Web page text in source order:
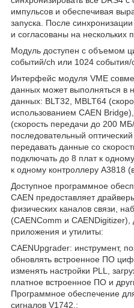
импульсов и обеспечивая
запуска. После
и согласованы на нескольких
Модуль доступен с объемом
событий/ch или 1024 события/
Интерфейс модуля VME
данных может выполняться в
данных: BLT32, MBLT64
использованием CAEN
(скорость передачи до 200
последовательный
передавать данные со
подключать до 8 плат к
к одному контроллеру A3818
Доступное программное
CAEN предоставляет
физических каналов связи,
(CAENComm и
приложения и утилиты:
CAENUpgrader: инструмент,
обновлять встроенное ПО
изменять настройки PLL,
платное встроенное ПО и
Программное обеспечение
сигналов V1742.: